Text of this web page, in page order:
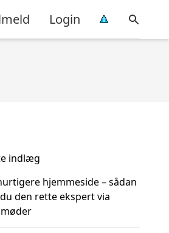
Login
indlæg
hjemmeside – sådan
den rette ekspert via